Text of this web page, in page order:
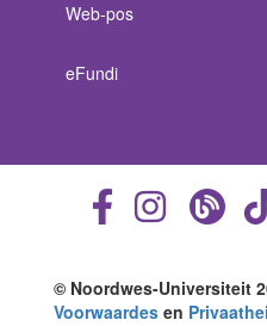
Web-pos
eFundi
© Noordwes-Universiteit
Voorwaardes en